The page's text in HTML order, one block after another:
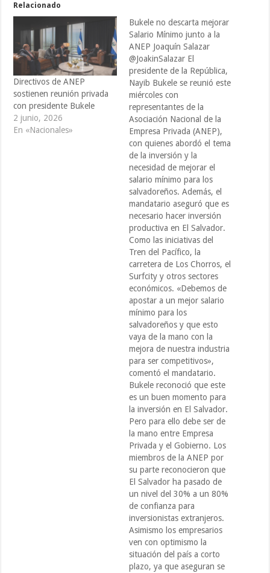
Relacionado
Directivos de ANEP
sostienen reunión privada
con presidente Bukele
2 junio, 2026
En «Nacionales»
Bukele no descarta mejorar
Salario Mínimo junto a la
ANEP Joaquín Salazar
@JoakinSalazar El
presidente de la República,
Nayib Bukele se reunió este
miércoles con
representantes de la
Asociación Nacional de la
Empresa Privada (ANEP),
con quienes abordó el tema
de la inversión y la
necesidad de mejorar el
salario mínimo para los
salvadoreños. Además, el
mandatario aseguró que es
necesario hacer inversión
productiva en El Salvador.
Como las iniciativas del
Tren del Pacífico, la
carretera de Los Chorros, el
Surfcity y otros sectores
económicos. «Debemos de
apostar a un mejor salario
mínimo para los
salvadoreños y que esto
vaya de la mano con la
mejora de nuestra industria
para ser competitivos»,
comentó el mandatario.
Bukele reconoció que este
es un buen momento para
la inversión en El Salvador.
Pero para ello debe ser de
la mano entre Empresa
Privada y el Gobierno. Los
miembros de la ANEP por
su parte reconocieron que
El Salvador ha pasado de
un nivel del 30% a un 80%
de confianza para
inversionistas extranjeros.
Asimismo los empresarios
ven con optimismo la
situación del país a corto
plazo, ya que aseguran se